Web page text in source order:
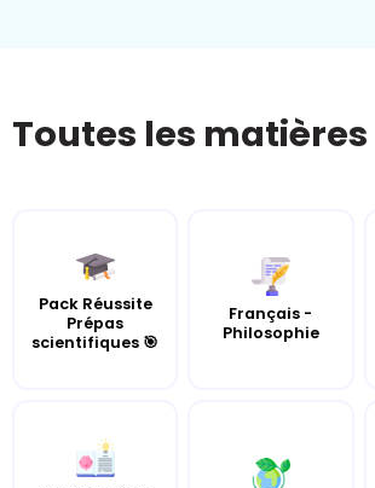
Toutes les matières
Pack Réussite
Prépas
scientifiques 🎯
Français -
Philosophie